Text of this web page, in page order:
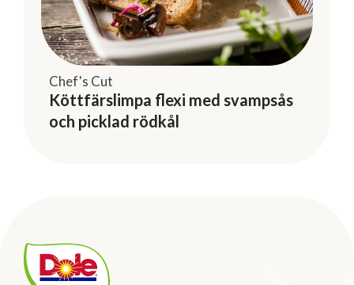
Chef's Cut
Köttfärslimpa flexi med svampsås
och picklad rödkål